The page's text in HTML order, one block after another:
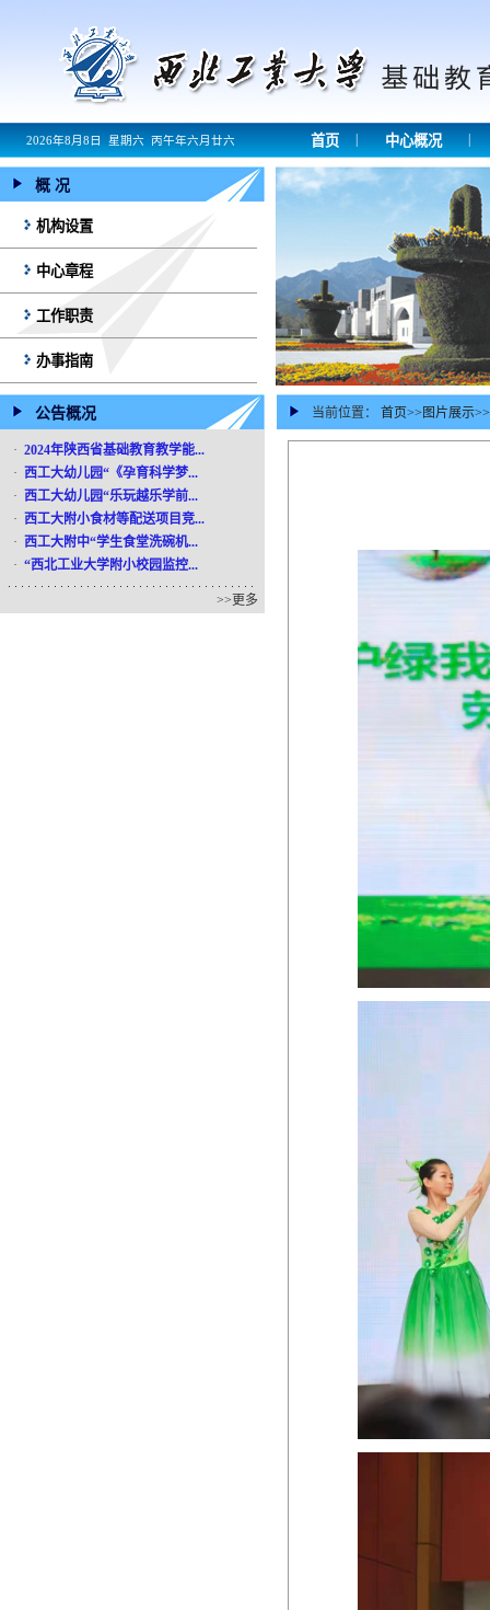
2026年8月8日 星期六 丙午年六月廿六 首页 中心概况
概 况
机构设置
中心章程
工作职责
办事指南
公告概况
· 2024年陕西省基础教育教学能...
· 西工大幼儿园“《孕育科学梦...
· 西工大幼儿园“乐玩越乐学前...
· 西工大附小食材等配送项目竞...
· 西工大附中“学生食堂洗碗机...
· “西北工业大学附小校园监控...
>>更多
当前位置： 首页>>图片展示>>